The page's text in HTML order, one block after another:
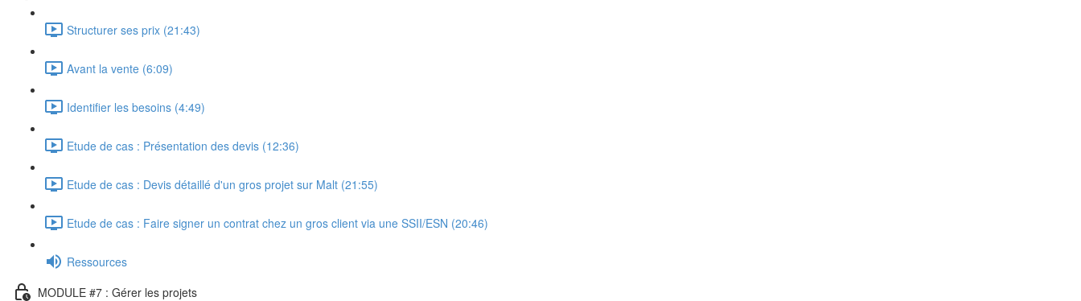
Structurer ses prix (21:43)
Avant la vente (6:09)
Identifier les besoins (4:49)
Etude de cas : Présentation des devis (12:36)
Etude de cas : Devis détaillé d'un gros projet sur Malt (21:55)
Etude de cas : Faire signer un contrat chez un gros client via une SSII/ESN (20:46)
Ressources
MODULE #7 : Gérer les projets